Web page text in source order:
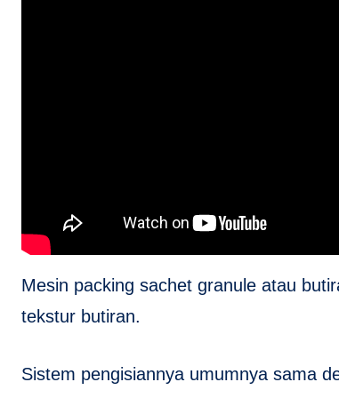
Mesin packing sachet granule atau
tekstur butiran.
Sistem pengisiannya umumnya sama